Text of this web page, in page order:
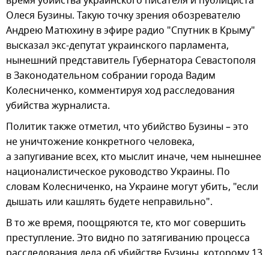
Олеся Бузины. Такую точку зрения обозревателю
Андрею Матюхину в эфире радио "Спутник в Крыму"
высказал экс-депутат украинского парламента,
нынешний представитель Губернатора Севастополя
в Законодательном собрании города Вадим
Колесниченко, комментируя ход расследования
убийства журналиста.
Политик также отметил, что убийство Бузины – это
не уничтожение конкретного человека,
а запугивание всех, кто мыслит иначе, чем нынешнее
националистическое руководство Украины. По
словам Колесниченко, на Украине могут убить, "если
дышать или кашлять будете неправильно".
В то же время, поощряются те, кто мог совершить
преступление. Это видно по затягиванию процесса